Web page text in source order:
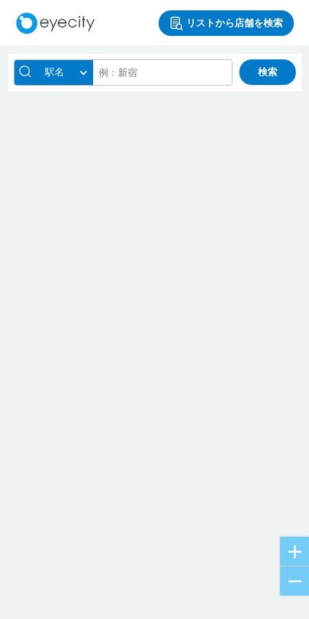
リストから店舗を検索
駅名 検索